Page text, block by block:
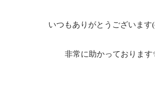
いつもありがとうございま
非常に助かっております